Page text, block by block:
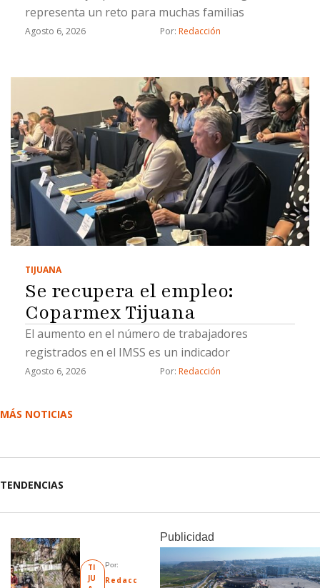
representa un reto para muchas familias
Agosto 6, 2026 Por: Redacción
TIJUANA
Se recupera el empleo:
Coparmex Tijuana
El aumento en el número de trabajadores
registrados en el IMSS es un indicador
Agosto 6, 2026 Por: Redacción
MÁS NOTICIAS
TENDENCIAS
TI
JU
Por:
Redacc
Publicidad